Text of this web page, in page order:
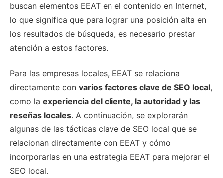
buscan elementos EEAT en el contenido en Internet,
lo que significa que para lograr una posición alta en
los resultados de búsqueda, es necesario prestar
atención a estos factores.
Para las empresas locales, EEAT se relaciona
directamente con varios factores clave de SEO local,
como la experiencia del cliente, la autoridad y las
reseñas locales. A continuación, se explorarán
algunas de las tácticas clave de SEO local que se
relacionan directamente con EEAT y cómo
incorporarlas en una estrategia EEAT para mejorar el
SEO local.